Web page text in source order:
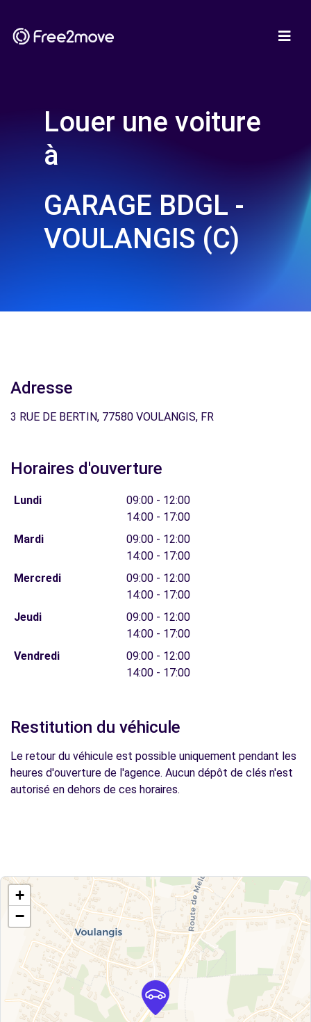
Louer une voiture
à
GARAGE BDGL -
VOULANGIS (C)
Adresse
3 RUE DE BERTIN, 77580 VOULANGIS, FR
Horaires d'ouverture
Lundi
09:00 - 12:00
14:00 - 17:00
Mardi
09:00 - 12:00
14:00 - 17:00
Mercredi
09:00 - 12:00
14:00 - 17:00
Jeudi
09:00 - 12:00
14:00 - 17:00
Vendredi
09:00 - 12:00
14:00 - 17:00
Restitution du véhicule
Le retour du véhicule est possible uniquement pendant les
heures d'ouverture de l'agence. Aucun dépôt de clés n'est
autorisé en dehors de ces horaires.
+
−